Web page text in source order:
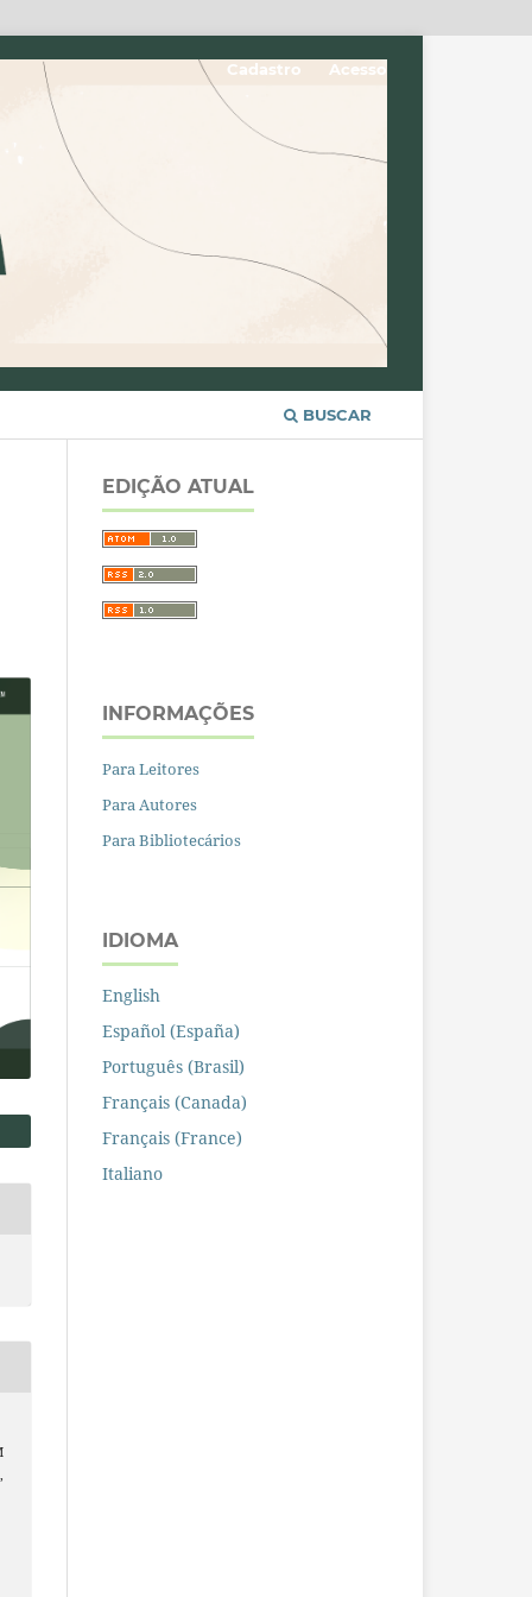
BUSCAR
Cadastro Acesso
EDIÇÃO ATUAL
INFORMAÇÕES
Para Leitores
Para Autores
Para Bibliotecários
IDIOMA
English
Español (España)
Português (Brasil)
Français (Canada)
Français (France)
Italiano